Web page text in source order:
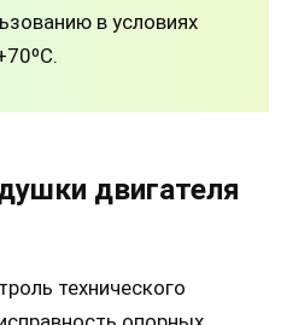
в условиях
двигателя
технического